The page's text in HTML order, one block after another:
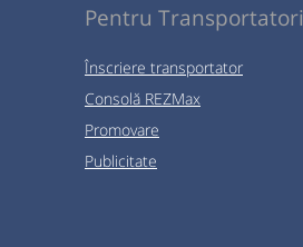
Pentru Transportatori
Înscriere transportator
Consolă REZMax
Promovare
Publicitate